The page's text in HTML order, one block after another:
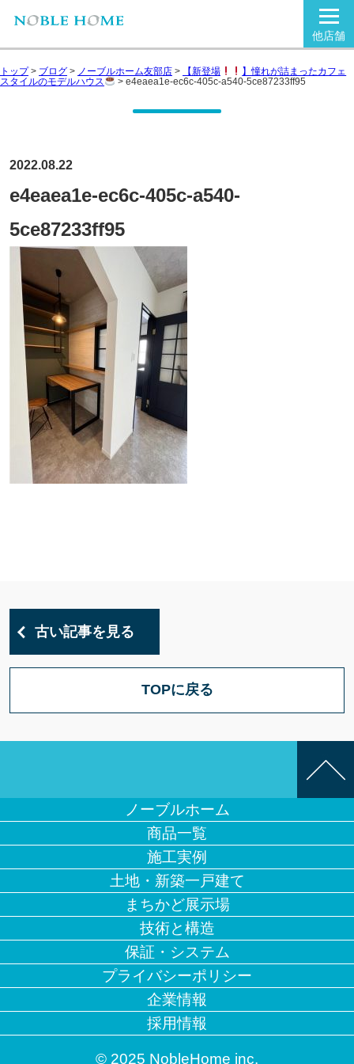
他店舗
トップ> ブログ > ノーブルホーム友部店 > 【新登場
】憧れが詰まったカフェ
スタイルのモデルハウス
> e4eaea1e-ec6c-405c-a540-5ce87233ff95
2022.08.22
e4eaea1e-ec6c-405c-a540-
5ce87233ff95
古い記事を見る
TOPに戻る
ノーブルホーム
商品一覧
施工実例
土地・新築一戸建て
まちかど展示場
技術と構造
保証・システム
プライバシーポリシー
企業情報
採用情報
© 2025 NobleHome inc.